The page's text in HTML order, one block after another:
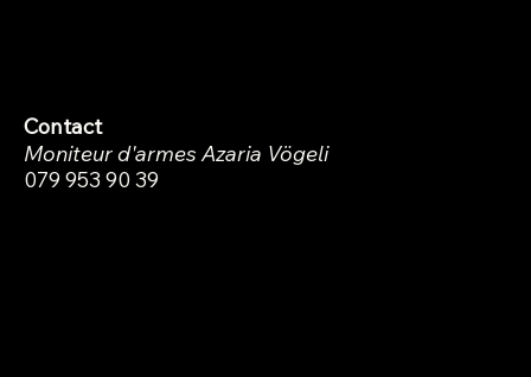
Contact
Moniteur d'armes Azaria Vögeli
079 953 90 39